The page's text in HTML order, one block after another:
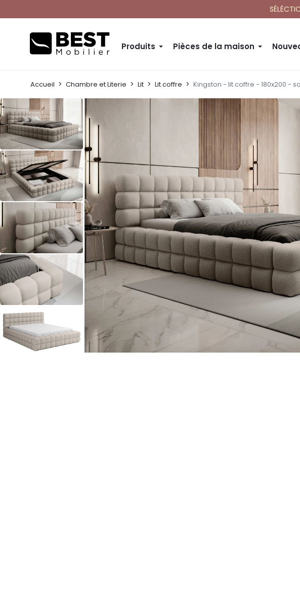
Produits Pièces de la maison
Accueil Chambre et Literie Lit Lit coffre Kingston - lit coffre - 180x200 -